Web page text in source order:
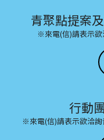
青聚點提案
※來電(信)請表示欲
行動
※來電(信)請表示欲洽詢